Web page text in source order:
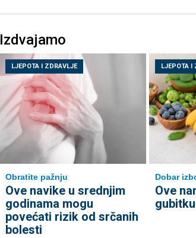
Izdvajamo
LJEPOTA I ZDRAVLJE
Obratite pažnju
Ove navike u srednjim
godinama mogu
povećati rizik od srčanih
bolesti
LJEPOTA I
Dobar
Ove